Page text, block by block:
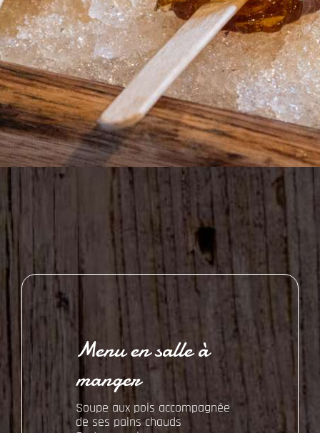
Menu en salle à
manger
Soupe aux pois accompagnée
de ses pains chauds